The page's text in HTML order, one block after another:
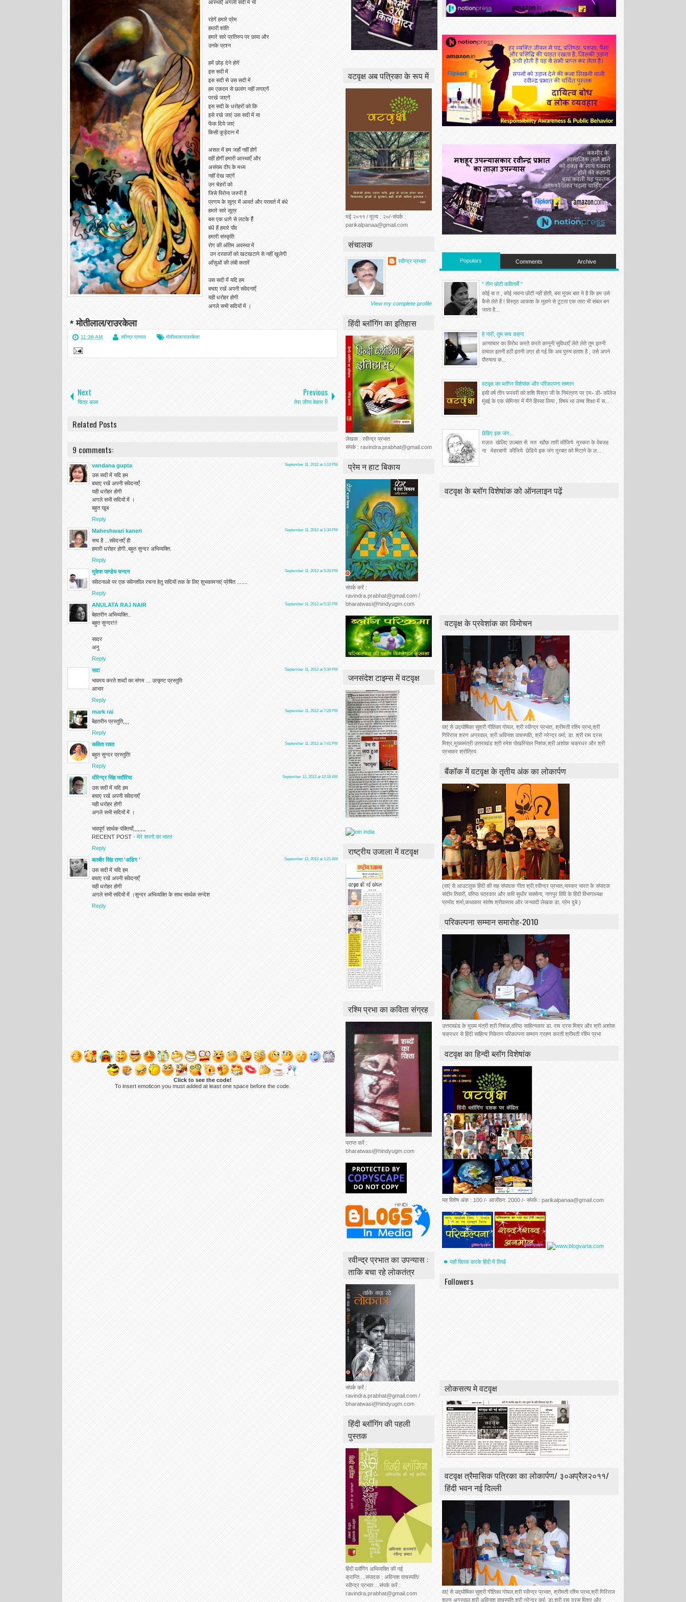
आस्थाएँ अगली सदी में भी
रहेगें हमारे प्रेम
हमारी शांति
हमारे सारे प्रतिरुप पर छाया और
उनके प्रश्न
हमें छोड़ देने होगें
इस सदी में
इस सदी से उस सदी में
हम एकदम से छलांग नहीं लगाएगें
परखे जाएगें
इस सदी के धरोहरों को कि
इसे रखे जाएं उस सदी में या
फेंक दिये जाएं
किसी कूड़ेदान में
असल में हम जहाँ नहीं होगें
वहीं होगीं हमारी आस्थाएँ और
असंख्य दीप के मध्य
नहीं देख पाएंगें
उन चेहरों को
जिसे पिरोना जरुरी है
प्रणय के सूत्र में आवर्त और परावर्त में बंधे
हमारे सारे सूत्र
बस एक धागे से लटके हैँ
बंधें हैं हमारे पाँव
हमारी संस्कृति
रोग की अंतिम अवस्था में
उन दरवाजों को खटखटाने से नहीं खुलेगी
आँसुओं की लंबी कतारें
उस सदी में यदि हम
बचाए रखें अपनी संवेदनाएँ
यही धरोहर होगी
अगले सभी सदियों में ।
* मोतीलाल/राउरकेला
11:36 AM रवीन्द्र प्रभात मोतीलाल/राउरकेला
Next
चित्र कला
Previous
तेरा जीना बेकार !!
Related Posts
9 comments:
vandana gupta September 11, 2012 at 1:13 PM
उस सदी में यदि हम
बचाए रखें अपनी संवेदनाएँ
यही धरोहर होगी
अगले सभी सदियों में ।
बहुत खूब
Reply
Maheshwari kaneri
September 11, 2012 at 1:34 PM
सच है ...संवेदनाएँ ही
हमारी धरोहर होगी..बहुत सुन्दर अभिव्यक्ति.
Reply
मुकेश पाण्डेय चन्दन
September 11, 2012 at 5:26 PM
संवेदनाओ पर एक संवेनशील रचना हेतु सदियों तक के लिए शुभकामनाएं प्रेषित .......
Reply
ANULATA RAJ NAIR
September 11, 2012 at 5:32 PM
बेहतरीन अभिव्यक्ति..
बहुत सुन्दर!!!
सादर
अनु
Reply
सदा
September 11, 2012 at 5:34 PM
भावमय करते शब्‍दों का संगम ... उत्‍कृष्‍ट प्रस्‍तुति
आभार
Reply
mark rai
September 11, 2012 at 7:29 PM
बेहतरीन प्रस्तुति,,,,
Reply
कविता रावत
September 11, 2012 at 7:41 PM
बहुत सुन्दर प्रस्तुति!
Reply
धीरेन्द्र सिंह भदौरिया
September 12, 2012 at 12:18 AM
उस सदी में यदि हम
बचाए रखें अपनी संवेदनाएँ
यही धरोहर होगी
अगले सभी सदियों में ।
भावपूर्ण सार्थक पंक्तियाँ,,,,,,,,
RECENT POST- मेरे सपनो का भारत
Reply
बलबीर सिंह राणा 'अडिग '
September 12, 2012 at 1:21 AM
उस सदी में यदि हम
बचाए रखें अपनी संवेदनाएँ
यही धरोहर होगी
अगले सभी सदियों में ।सुन्दर अभिव्यक्ति के साथ सार्थक सन्देश
Reply
Click to see the code!
To insert emoticon you must added at least one space before the code.
Populars Comments Archive
'' तीन छोटी कवितायेँ ''
कोई बा त , कोई भावना छोटी नहीं होती, बस मुख्य बात ये है कि हम उसे
कैसे लेते हैं ! विस्तृत आकाश के मुहाने से टूटता एक तारा भी संबल बन
जाता है...
हे नारी, तुम सच कहना
अत्याचार का विरोध करते करते क़ानूनी सुविधाएँ लेते लेते तुम इतनी
वाचाल इतनी हठी इतनी उग्र हो गई कि अब पुरुष हताश है , उसे अपने
पौरुषत्व क...
वटवृक्ष का ब्लॉगर विशेषांक और परिकल्पना सम्मान
इसी वर्ष तीन फरवरी को शशि मिश्रा जी के निमंत्रण पर एम॰ डी॰ कॉलेज
मुंबई के एक सेमिनार में मैंने हिस्सा लिया , विषय था उच्च शिक्षा में स...
छेडिए इक जंग...
ग़ज़ल खेलिए ज़ज़्बात से मत खौफ़ तारी कीजिये मुस्करा के वेबजह
ना मेहरबानी कीजिये छेडिये इक जंग ग़ुरबत को मिटाने के ल...
वटवृक्ष के ब्लॉग विशेषांक को ऑनलाइन पढ़ें
वटवृक्ष के प्रवेशांक का विमोचन
वाएं से उद्घोषिका सुश्री गीतिका गोयल, श्री रवीन्द्र प्रभात, श्रीमती रश्मि प्रभा,श्री
गिरिराज शरण अग्रवाल, श्री अविनाश वाचस्पति, श्री नरेन्द्र वर्मा, डा. श्री राम दरस
मिश्र,मुख्यमंत्री उत्तराखंड श्री रमेश पोखरियाल निशंक,श्री अशोक चक्रधर और श्री
प्रभाकर श्रोत्रिय
बैंकॉक में वटवृक्ष के तृतीय अंक का लोकार्पण
(वाएं से आउटलुक हिंदी की सह संपादक गीता श्री,रवीन्द्र प्रभात,भास्कर भारत के संपादक
संदीप तिवारी, वरिष्ठ पत्रकार और कवि सुधीर सक्सेना, नागपुर विवि के हिंदी विभागाध्यक्ष
प्रमोद शर्मा,कथाकार संतोष श्रीवास्तव और जनवादी लेखक डा. प्रेम दुबे )
परिकल्पना सम्मान समारोह-2010
उत्तराखंड के मुख्य मंत्री श्री निशंक,वरिष्ठ साहित्यकार डा. राम दरस मिश्र और श्री अशोक
चक्रधर से हिंदी साहित्य निकेतन परिकल्पना सम्मान ग्रहण करती श्रीमती रश्मि प्रभा
वटवृक्ष का हिन्दी ब्लॉग विशेषांक
यह विशेष अंक : 100 /- आजीवन: 2000 /- संपर्क : parikalpanaa@gmail.com
यहाँ क्लिक करके हिंदी में लिखें
Followers
लोकसत्य मे वटवृक्ष
वटवृक्ष त्रैमासिक पत्रिका का लोकार्पण/ ३०अप्रैल२०११/
हिंदी भवन नई दिल्ली
वाएं से उद्घोषिका सुश्री गीतिका गोयल,श्री रवीन्द्र प्रभात, श्रीमती रश्मि प्रभा,श्री गिरिराज
शरण अग्रवाल,श्री अविनाश वाचस्पति,श्री नरेन्द्र वर्मा, डा.श्री राम दरस मिश्र और
वटवृक्ष अब पत्रिका के रूप में
मई २०११ / मूल्य : २०/-संपर्क :
parikalpanaa@gmail.com
संचालक
रवीन्द्र प्रभात
View my complete profile
हिंदी ब्लॉगिंग का इतिहास
लेखक : रवीन्द्र प्रभात
संपर्क : ravindra.prabhat@gmail.com
प्रेम न हाट बिकाय
संपर्क करें :
ravindra.prabhat@gmail.com /
bharatwasi@hindyugm.com
जनसंदेश टाइम्स में वटवृक्ष
राष्ट्रीय उजाला में वटवृक्ष
रश्मि प्रभा का कविता संग्रह
प्राप्त करें :
bharatwasi@hindyugm.com
रवीन्द्र प्रभात का उपन्यास :
ताकि बचा रहे लोकतंत्र
संपर्क करें :
ravindra.prabhat@gmail.com /
bharatwasi@hindyugm.com
हिंदी ब्लॉगिंग की पहली
पुस्तक
हिंदी ब्लॉगिंग अभिव्यक्ति की नई
क्रान्ति....संपादक : अविनाश वाचस्पति/
रवीन्द्र प्रभात ...संपर्क करें :
ravindra.prabhat@gmail.com